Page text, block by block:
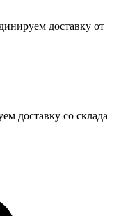
доставку от
доставку со склада